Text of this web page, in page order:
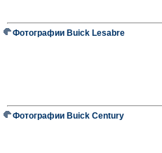
Фотографии Buick Lesabre
Фотографии Buick Century